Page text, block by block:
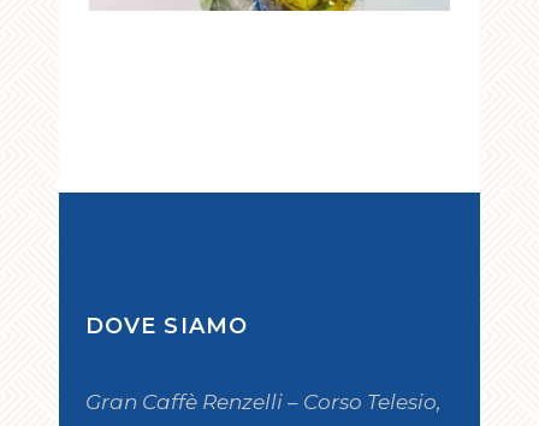
DOVE SIAMO
Gran Caffè Renzelli – Corso Telesio,